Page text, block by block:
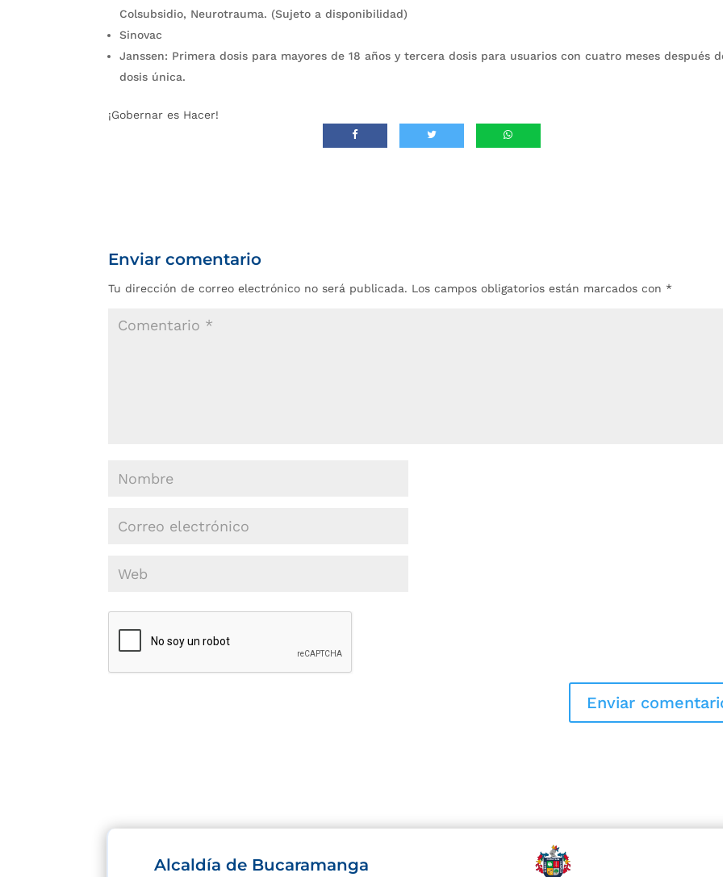
Colsubsidio, Neurotrauma. (Sujeto a disponibilidad)
Sinovac
Janssen: Primera dosis para mayores de 18 años y tercera dosis para usuarios con cuatro meses después
dosis única.
¡Gobernar es Hacer!
Enviar comentario
Tu dirección de correo electrónico no será publicada. Los campos obligatorios están marcados con *
Alcaldía de Bucaramanga